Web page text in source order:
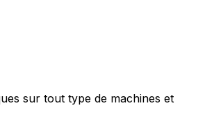
sur tout type de machines et